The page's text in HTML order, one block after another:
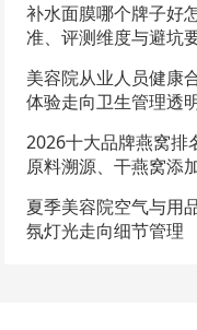
补水面膜哪个牌子好
准、评测维度与避坑
美容院从业人员健康
体验走向卫生管理透
2026十大品牌燕窝排
原料溯源、干燕窝添
夏季美容院空气与用
氛灯光走向细节管理